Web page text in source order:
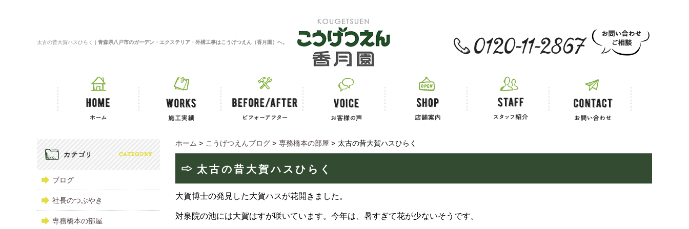
太古の昔大賀ハスひらく | 青森県八戸市のガーデン・エクステリア・外構工事はこうげつえん（香月園）へ。
ホーム > こうげつえんブログ > 専務橋本の部屋 > 太古の昔大賀ハスひらく
太古の昔大賀ハスひらく
大賀博士の発見した大賀ハスが花開きました。
対泉院の池には大賀はすが咲いています。今年は、暑すぎて花が少ないそうです。
ブログ
社長のつぶやき
専務橋本の部屋